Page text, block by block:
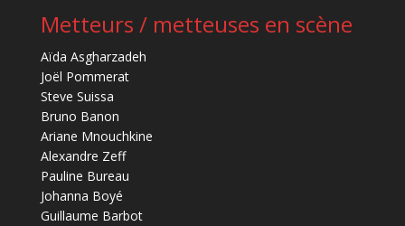
Metteurs / metteuses en scène
Aïda Asgharzadeh
Joël Pommerat
Steve Suissa
Bruno Banon
Ariane Mnouchkine
Alexandre Zeff
Pauline Bureau
Johanna Boyé
Guillaume Barbot